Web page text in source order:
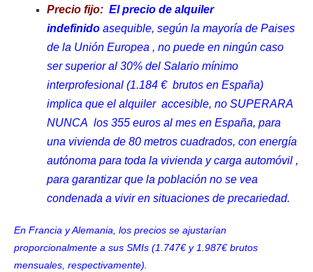
Precio fijo: El precio de alquiler
indefinido asequible, según la mayoría de Paises
de la Unión Europea , no puede en ningún caso
ser superior al 30% del Salario mínimo
interprofesional (1.184 € brutos en España)
implica que el alquiler accesible, no SUPERARA
NUNCA los 355 euros al mes en España, para
una vivienda de 80 metros cuadrados, con energía
autónoma para toda la vivienda y carga automóvil ,
para garantizar que la población no se vea
condenada a vivir en situaciones de precariedad.
En Francia y Alemania, los precios se ajustarían
proporcionalmente a sus SMIs (1.747€ y 1.987€ brutos
mensuales, respectivamente).